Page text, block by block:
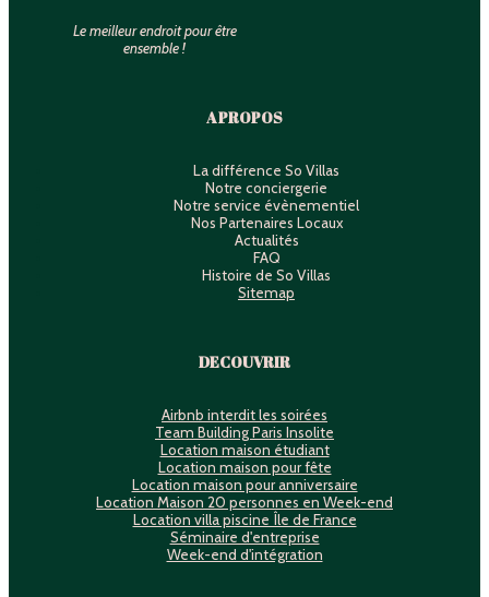
Le meilleur endroit pour être
ensemble !
A PROPOS
La différence So Villas
Notre conciergerie
Notre service évènementiel
Nos Partenaires Locaux
Actualités
FAQ
Histoire de So Villas
Sitemap
DECOUVRIR
Airbnb interdit les soirées
Team Building Paris Insolite
Location maison étudiant
Location maison pour fête
Location maison pour anniversaire
Location Maison 20 personnes en Week-end
Location villa piscine Île de France
Séminaire d'entreprise
Week-end d'intégration